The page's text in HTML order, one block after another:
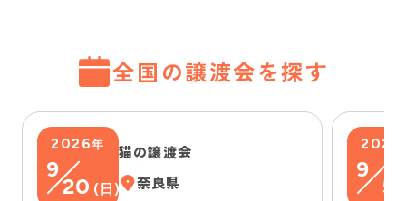
全国の譲渡会を探す
2026年
9
20 ( 日)
猫の譲渡会
奈良県
2026
9
5